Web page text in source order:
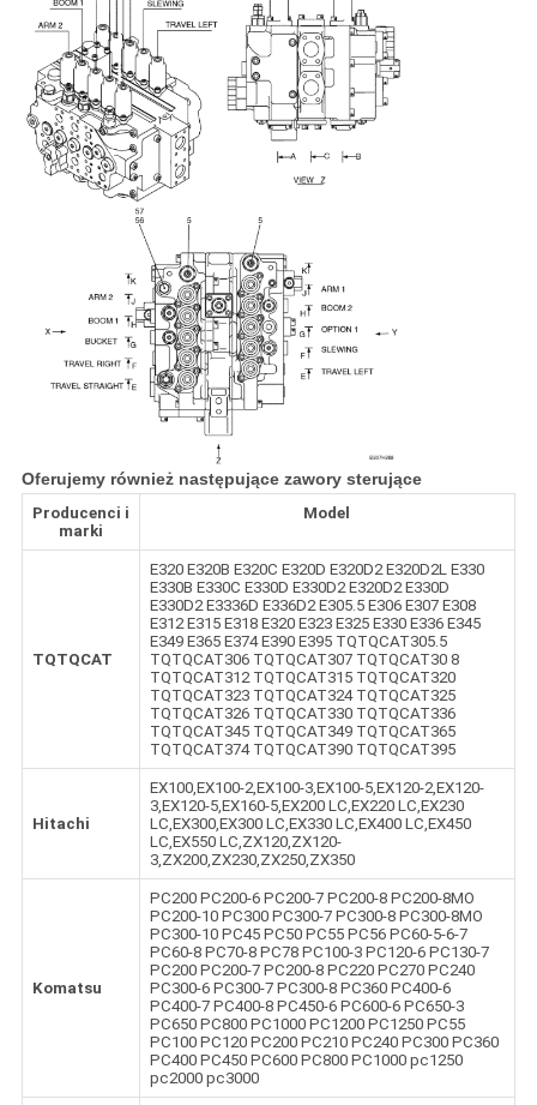
Oferujemy również następujące zawory sterujące
Producenci i
marki
Model
TQTQCAT
E320 E320B E320C E320D E320D2 E320D2L E330
E330B E330C E330D E330D2 E320D2 E330D
E330D2 E3336D E336D2 E305.5 E306 E307 E308
E312 E315 E318 E320 E323 E325 E330 E336 E345
E349 E365 E374 E390 E395 TQTQCAT305.5
TQTQCAT306 TQTQCAT307 TQTQCAT30 8
TQTQCAT312 TQTQCAT315 TQTQCAT320
TQTQCAT323 TQTQCAT324 TQTQCAT325
TQTQCAT326 TQTQCAT330 TQTQCAT336
TQTQCAT345 TQTQCAT349 TQTQCAT365
TQTQCAT374 TQTQCAT390 TQTQCAT395
Hitachi
EX100,EX100-2,EX100-3,EX100-5,EX120-2,EX120-
3,EX120-5,EX160-5,EX200 LC,EX220 LC,EX230
LC,EX300,EX300 LC,EX330 LC,EX400 LC,EX450
LC,EX550 LC,ZX120,ZX120-
3,ZX200,ZX230,ZX250,ZX350
Komatsu
PC200 PC200-6 PC200-7 PC200-8 PC200-8MO
PC200-10 PC300 PC300-7 PC300-8 PC300-8MO
PC300-10 PC45 PC50 PC55 PC56 PC60-5-6-7
PC60-8 PC70-8 PC78 PC100-3 PC120-6 PC130-7
PC200 PC200-7 PC200-8 PC220 PC270 PC240
PC300-6 PC300-7 PC300-8 PC360 PC400-6
PC400-7 PC400-8 PC450-6 PC600-6 PC650-3
PC650 PC800 PC1000 PC1200 PC1250 PC55
PC100 PC120 PC200 PC210 PC240 PC300 PC360
PC400 PC450 PC600 PC800 PC1000 pc1250
pc2000 pc3000